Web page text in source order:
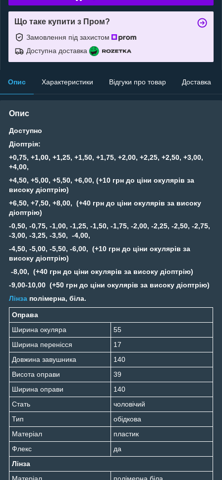
Що таке купити з Пром?
Замовлення під захистом
Доступна доставка
Опис Характеристики Відгуки про товар Доставка
Опис
Доступно
Діоптрія:
+0,75, +1,00, +1,25, +1,50, +1,75, +2,00, +2,25, +2,50, +3,00,
+4,00,
+4,50, +5,00, +5,50, +6,00, (+10 грн до ціни окулярів за
високу діоптрію)
+6,50, +7,50, +8,00, (+40 грн до ціни окулярів за високу
діоптрію)
-0,50, -0,75, -1,00, -1,25, -1,50, -1,75, -2,00, -2,25, -2,50, -2,75,
-3,00, -3,25, -3,50, -4,00,
-4,50, -5,00, -5,50, -6,00, (+10 грн до ціни окулярів за
високу діоптрію)
-8,00, (+40 грн до ціни окулярів за високу діоптрію)
-9,00-10,00 (+50 грн до ціни окулярів за високу діоптрію)
Лінза полімерна, біла.
Оправа
Ширина окуляра
55
Ширина перенісся
17
Довжина завушника
140
Висота оправи
39
Ширина оправи
140
Стать
чоловічий
Тип
обідкова
Матеріал
пластик
Флекс
да
Лінза
Матеріал
полімерна біла